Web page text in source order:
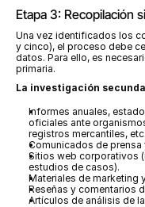
Etapa 3: Recopilación
Una vez identificados los
y cinco), el proceso debe
datos. Para ello, es
primaria.
La investigación
Informes anuales,
oficiales ante
registros mercantiles,
Comunicados de
Sitios web corporativos
estudios de casos).
Materiales de marketing
Reseñas y comentarios
Artículos de análisis de